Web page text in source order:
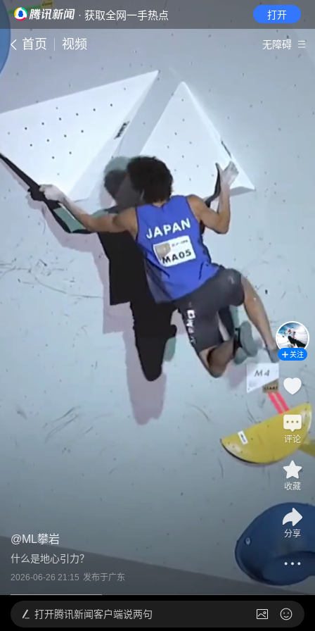
· 获取全网一手热点 打开
首页 视频 无障碍
@ML攀岩
什么是地心引力？
2026-06-26 21:15 发布于广东
关注
评论
收藏
分享
打开腾讯新闻客户端说两句